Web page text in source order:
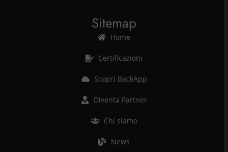
Sitemap
Home
Certificazioni
Scopri BackApp
Diventa Partner
Chi siamo
News